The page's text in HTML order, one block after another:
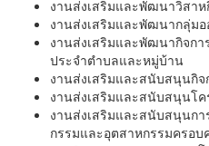
งานส่งเสริมและพัฒนาวิสา
งานส่งเสริมและพัฒนากลุ่มอ
งานส่งเสริมและพัฒนากิจก
ประจำตำบลและหมู่บ้าน
งานส่งเสริมและสนับสนุนกิ
งานส่งเสริมและสนับสนุนโ
งานส่งเสริมและสนับสนุนก
กรรมและอุตสาหกรรมครอบ